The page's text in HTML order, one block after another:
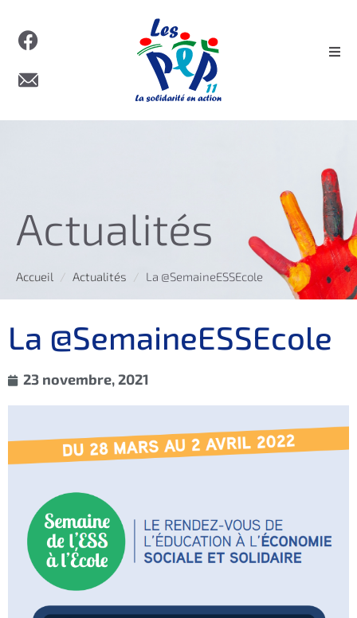
Actualités
Accueil Actualités La @SemaineESSEcole
La @SemaineESSEcole
23 novembre, 2021